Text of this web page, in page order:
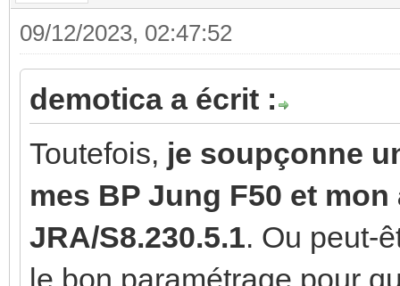
09/12/2023, 02:47:52
demotica a écrit :
Toutefois, je soupçonne
mes BP Jung F50 et
JRA/S8.230.5.1. Ou peut-
le bon paramétrage pour